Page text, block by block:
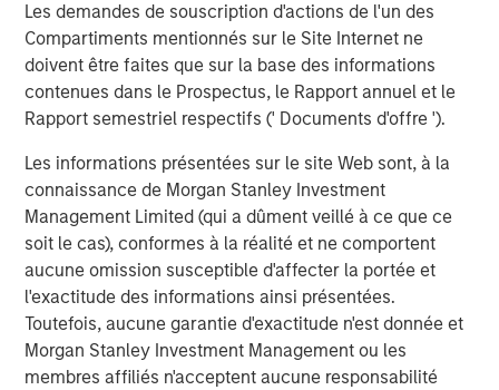
Les demandes de souscription d'actions de l'un des
Compartiments mentionnés sur le Site Internet ne
doivent être faites que sur la base des informations
contenues dans le Prospectus, le Rapport annuel et le
Rapport semestriel respectifs (' Documents d'offre ').
Les informations présentées sur le site Web sont, à la
connaissance de Morgan Stanley Investment
Management Limited (qui a dûment veillé à ce que ce
soit le cas), conformes à la réalité et ne comportent
aucune omission susceptible d'affecter la portée et
l'exactitude des informations ainsi présentées.
Toutefois, aucune garantie d'exactitude n'est donnée et
Morgan Stanley Investment Management ou les
membres affiliés n'acceptent aucune responsabilité
Opportunities and Expectations: The Present
Value of Growth Opportunities in Valuation
CONSILIENT OBSERVER
Bayes and Base Rates 2.0: How History Can
Guide Our Assessment of the Future
The Authors